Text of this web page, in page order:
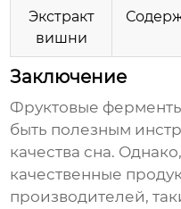
Экстракт
вишни
Заключение
Фруктовые
быть полезным
качества сна.
качественные
производителей,